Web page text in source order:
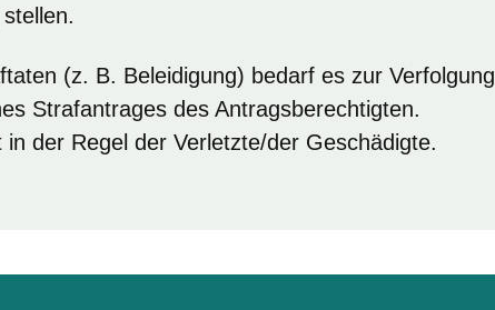
(z. B. Beleidigung) bedarf es zur Verfolgung
Strafantrages des Antragsberechtigten.
der Regel der Verletzte/der Geschädigte.